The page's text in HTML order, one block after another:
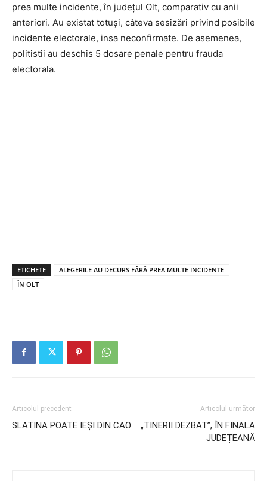
prea multe incidente, în județul Olt, comparativ cu anii
anteriori. Au existat totuși, câteva sesizări privind posibile
incidente electorale, insa neconfirmate. De asemenea,
politistii au deschis 5 dosare penale pentru frauda
electorala.
ETICHETE
ALEGERILE AU DECURS FĂRĂ PREA MULTE INCIDENTE
ÎN OLT
Articolul precedent
SLATINA POATE IEȘI DIN CAO
Articolul următor
„TINERII DEZBAT”, ÎN FINALA
JUDEȚEANĂ